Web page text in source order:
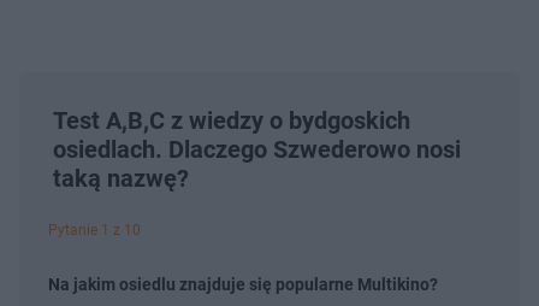
Test A,B,C z wiedzy o bydgoskich
osiedlach. Dlaczego Szwederowo nosi
taką nazwę?
Pytanie 1 z 10
Na jakim osiedlu znajduje się popularne Multikino?